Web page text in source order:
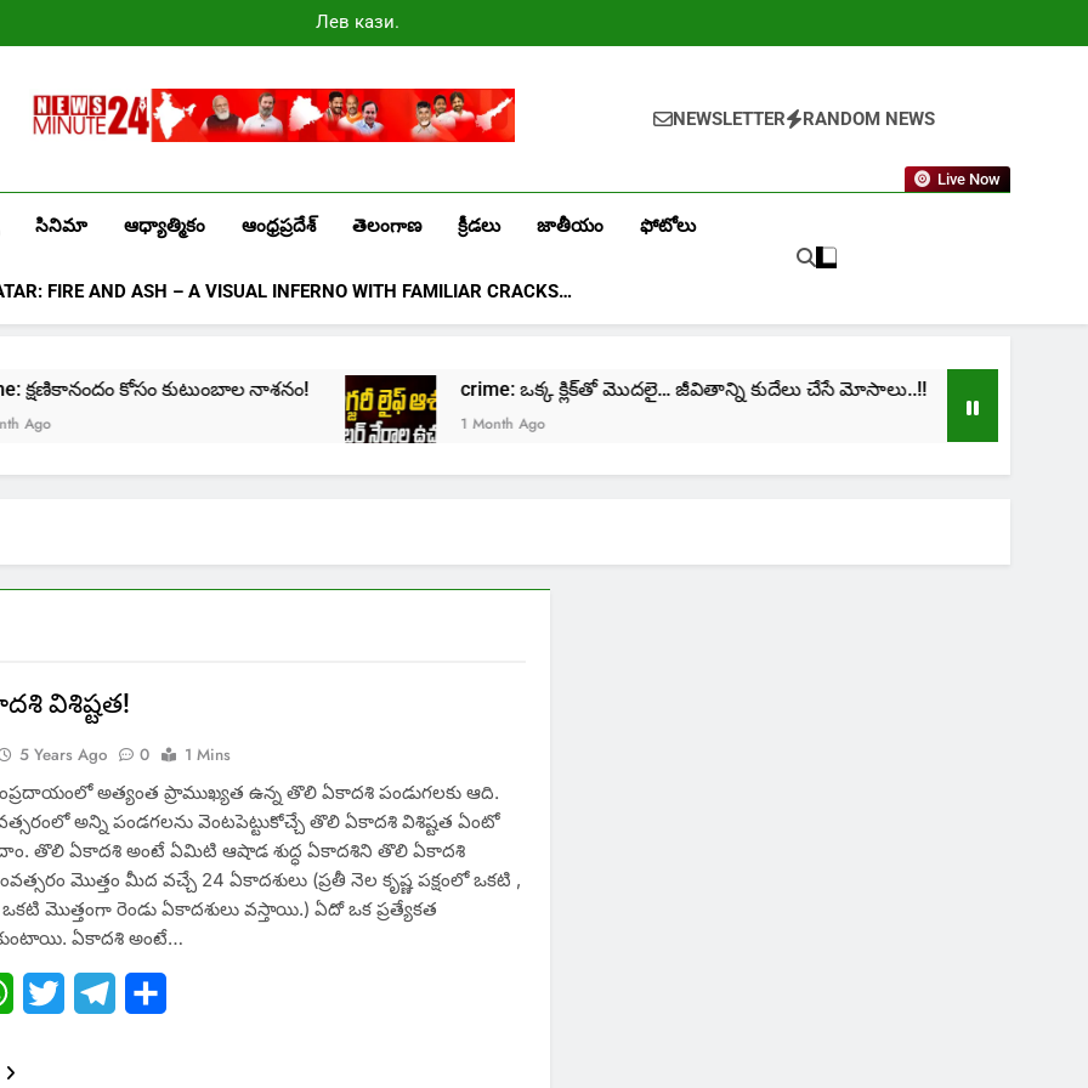
Лев казино
промокоды
Newsminute24
NEWSLETTER RANDOM NEWS
Live Now
సినిమా ఆధ్యాత్మికం ఆంధ్రప్రదేశ్ తెలంగాణ క్రీడలు జాతీయం ఫోటోలు
FIRE AND ASH – A VISUAL INFERNO WITH FAMILIAR CRACKS…
క్షణికానందం కోసం కుటుంబాల నాశనం! crime: ఒక్క క్లిక్‌తో మొదలై… జీవితాన్ని కుదేలు చేసే మోసాలు..!!
1 Month Ago
విశిష్టత!
5 Years Ago 0
1 Mins
అత్యంత ప్రాముఖ్యత ఉన్న తొలి ఏకాదశి పండుగలకు ఆది.
అన్ని పండగలను వెంటపెట్టుకోచ్చే తొలి ఏకాదశి విశిష్టత ఏంటో
తొలి ఏకాదశి అంటే ఏమిటి ఆషాడ శుద్ధ ఏకాదశిని తొలి ఏకాద‌శి
మొత్తం మీద వచ్చే 24 ఏకాదశులు (ప్రతీ నెల కృష్ణ పక్షంలో ఒకటి ,
ఒకటి మొత్తంగా రెండు ఏకాదశులు వస్తాయి.) ఏదో ఒక ప్రత్యేకత
ఏకాదశి అంటే…
WhatsApp
Twitter Telegram